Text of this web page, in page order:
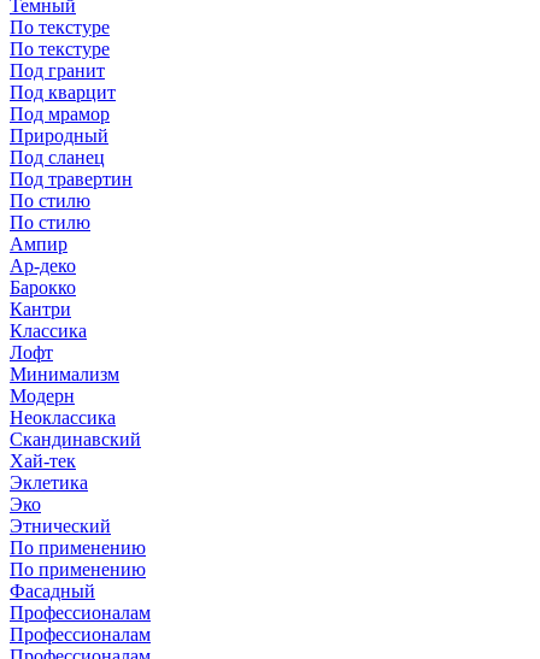
Темный
По текстуре
По текстуре
Под гранит
Под кварцит
Под мрамор
Природный
Под сланец
Под травертин
По стилю
По стилю
Ампир
Ар-деко
Барокко
Кантри
Классика
Лофт
Минимализм
Модерн
Неоклассика
Скандинавский
Хай-тек
Эклетика
Эко
Этнический
По применению
По применению
Фасадный
Профессионалам
Профессионалам